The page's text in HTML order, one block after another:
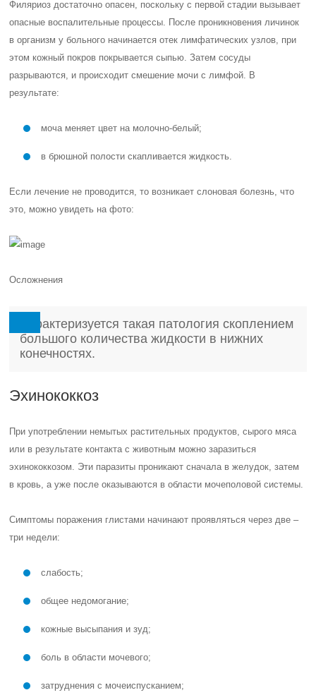
Филяриоз достаточно опасен, поскольку с первой стадии вызывает
опасные воспалительные процессы. После проникновения личинок
в организм у больного начинается отек лимфатических узлов, при
этом кожный покров покрывается сыпью. Затем сосуды
разрываются, и происходит смешение мочи с лимфой. В
результате:
моча меняет цвет на молочно-белый;
в брюшной полости скапливается жидкость.
Если лечение не проводится, то возникает слоновая болезнь, что
это, можно увидеть на фото:
Осложнения
Характеризуется такая патология скоплением
большого количества жидкости в нижних
конечностях.
Эхинококкоз
При употреблении немытых растительных продуктов, сырого мяса
или в результате контакта с животным можно заразиться
эхинококкозом. Эти паразиты проникают сначала в желудок, затем
в кровь, а уже после оказываются в области мочеполовой системы.
Симптомы поражения глистами начинают проявляться через две –
три недели:
слабость;
общее недомогание;
кожные высыпания и зуд;
боль в области мочевого;
затруднения с мочеиспусканием;